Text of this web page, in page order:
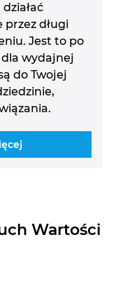
przez długi
Jest to po
wydajnej
do Twojej
Wartości